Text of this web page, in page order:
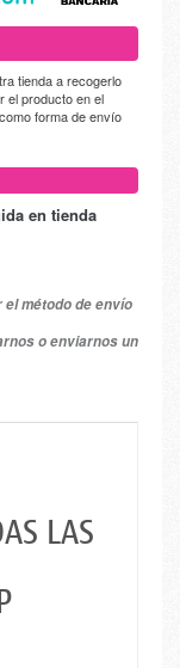
tienda a recogerlo
el producto en el
forma de envío
en tienda
método de envío
o enviarnos un
LAS